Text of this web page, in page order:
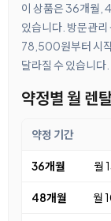
이 상품은 36개월,
있습니다. 방문관리
78,500원부터 시
달라질 수 있습니다.
약정별 월 렌
약정 기간
36개월 월
48개월 월